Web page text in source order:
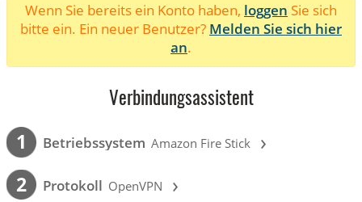
Wenn Sie bereits ein Konto haben, loggen Sie sich
bitte ein. Ein neuer Benutzer? Melden Sie sich hier
an.
Verbindungsassistent
1 Betriebssystem Amazon Fire Stick ›
2 Protokoll OpenVPN ›